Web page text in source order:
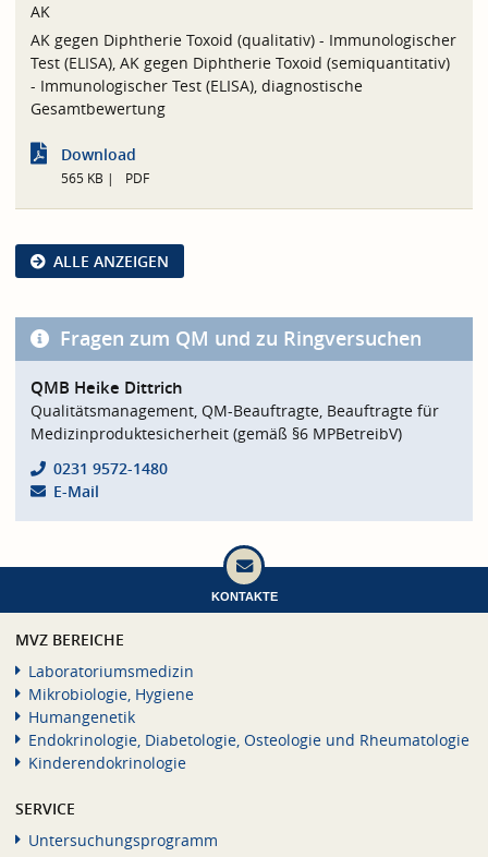
AK
AK gegen Diphtherie Toxoid (qualitativ) - Immunologischer
Test (ELISA), AK gegen Diphtherie Toxoid (semiquantitativ)
- Immunologischer Test (ELISA), diagnostische
Gesamtbewertung
Download
565 KB PDF
ALLE ANZEIGEN
Fragen zum QM und zu Ringversuchen
QMB Heike Dittrich
Qualitätsmanagement, QM-Beauftragte, Beauftragte für
Medizinproduktesicherheit (gemäß §6 MPBetreibV)
0231 9572-1480
E-Mail
KONTAKTE
MVZ BEREICHE
Laboratoriumsmedizin
Mikrobiologie, Hygiene
Humangenetik
Endokrinologie, Diabetologie, Osteologie und Rheumatologie
Kinderendokrinologie
SERVICE
Untersuchungsprogramm